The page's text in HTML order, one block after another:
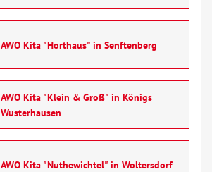
AWO Kita "Horthaus" in Senftenberg
AWO Kita "Klein & Groß" in Königs
Wusterhausen
AWO Kita "Nuthewichtel" in Woltersdorf